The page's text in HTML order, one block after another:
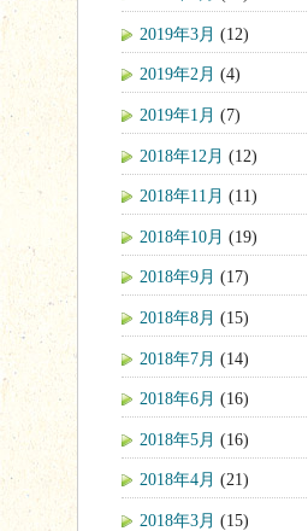
2019年3月 (12)
2019年2月 (4)
2019年1月 (7)
2018年12月 (12)
2018年11月 (11)
2018年10月 (19)
2018年9月 (17)
2018年8月 (15)
2018年7月 (14)
2018年6月 (16)
2018年5月 (16)
2018年4月 (21)
2018年3月 (15)